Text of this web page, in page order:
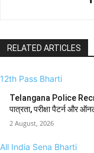
RELATED ARTICLES
12th Pass Bharti
Telangana Police
पात्रता, परीक्षा पैटर्न और
2 August, 2026
All India Sena Bharti